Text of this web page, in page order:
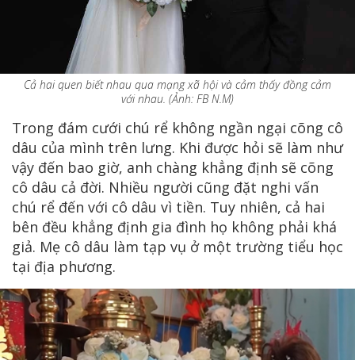
Cả hai quen biết nhau qua mạng xã hội và cảm thấy đồng cảm
với nhau. (Ảnh: FB N.M)
Trong đám cưới chú rể không ngần ngại cõng cô
dâu của mình trên lưng. Khi được hỏi sẽ làm như
vậy đến bao giờ, anh chàng khẳng định sẽ cõng
cô dâu cả đời. Nhiều người cũng đặt nghi vấn
chú rể đến với cô dâu vì tiền. Tuy nhiên, cả hai
bên đều khẳng định gia đình họ không phải khá
giả. Mẹ cô dâu làm tạp vụ ở một trường tiểu học
tại địa phương.